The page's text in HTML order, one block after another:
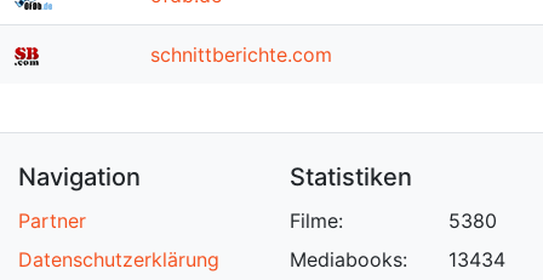
schnittberichte.com
Navigation
Partner
Datenschutzerklärung
Statistiken
Filme:
Mediabooks:
5380
13434